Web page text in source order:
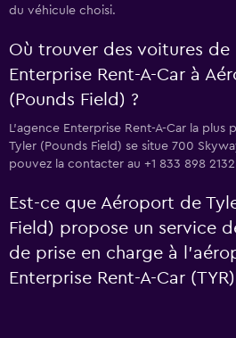
du véhicule choisi.
Où trouver des voitures de
Enterprise Rent-A-Car à
(Pounds Field) ?
L’agence Enterprise Rent-A-Car la
Tyler (Pounds Field) se situe 700
pouvez la contacter au +1 833 898
Est-ce que Aéroport de
Field) propose un service
de prise en charge à
Enterprise Rent-A-Car